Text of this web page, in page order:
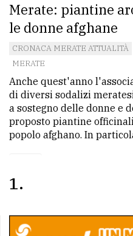
La
redazione
Scrivici
Per
la
pubblicità
per
Merate: piantine
le donne afghane
CRONACA MERATE ATTUALITÀ
MERATE
Anche quest'anno
di diversi sodalizi
a sostegno delle donne e
proposto piantine
popolo afghano. In
1